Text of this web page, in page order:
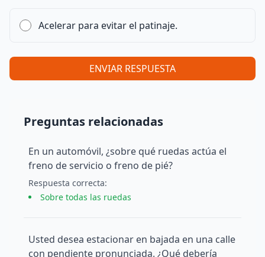
Acelerar para evitar el patinaje.
ENVIAR RESPUESTA
Preguntas relacionadas
En un automóvil, ¿sobre qué ruedas actúa el
freno de servicio o freno de pié?
Respuesta correcta:
Sobre todas las ruedas
Usted desea estacionar en bajada en una calle
con pendiente pronunciada. ¿Qué debería